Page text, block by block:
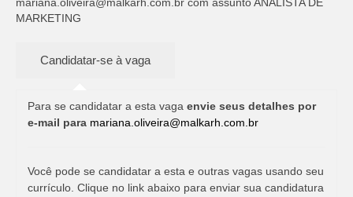
MARKETING
Para se candidatar a esta vaga envie seus detalhes por
e-mail para mariana.oliveira@malkarh.com.br
Você pode se candidatar a esta e outras vagas usando seu
currículo. Clique no link abaixo para enviar sua candidatura